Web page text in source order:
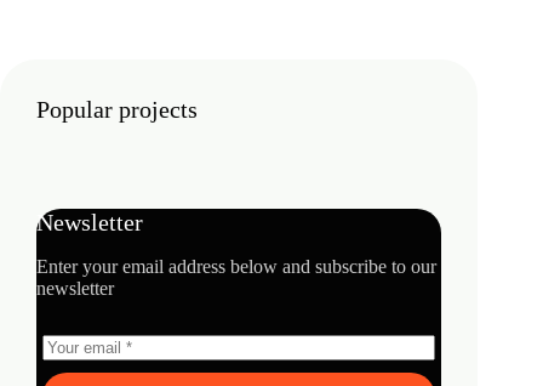
Popular projects
Newsletter
Enter your email address below and subscribe to our
newsletter